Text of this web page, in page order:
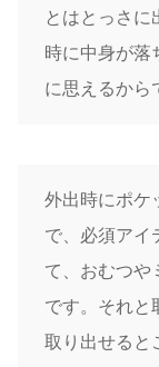
とはとっさに
時に中身が落
に思えるから
外出時にポケ
で、必須アイ
て、おむつや
です。それと
取り出せると